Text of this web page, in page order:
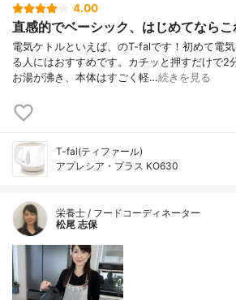
4.00
直感的でベーシック、はじめてならこ
電気ケトルといえば、のT-falです！初めて電
る人にはおすすめです。カチッと押すだけで2
お湯が沸き、本体はすごく軽…続きを見る
T-fal(ティファール)
アプレシア・プラス KO630
栄養士 / フードコーディネーター
松尾 志保